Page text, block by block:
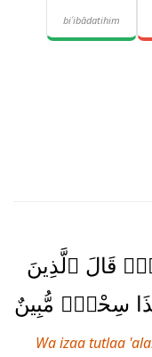
biʿibādatihim
قَالَ ٱلَّذِينَ
سِحْرٌۭ مُّبِينٌ
Wa izaa tutlaa